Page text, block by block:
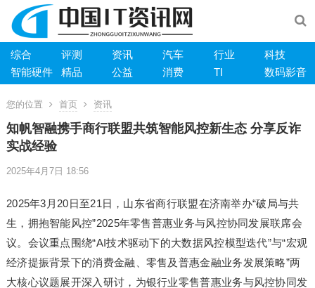
综合 评测 资讯 汽车 行业
科技
智能硬件
精品 公益 消费 TI 数码影音
您的位置 首页 资讯
知帆智融携手商行联盟共筑智能风控新生态 分享反诈
实战经验
2025年4月7日 18:56
2025年3月20日至21日，山东省商行联盟在济南举办“破局与共
生，拥抱智能风控”2025年零售普惠业务与风控协同发展联席会
议。会议重点围绕“AI技术驱动下的大数据风控模型迭代”与“宏观
经济提振背景下的消费金融、零售及普惠金融业务发展策略”两
大核心议题展开深入研讨，为银行业零售普惠业务与风控协同发